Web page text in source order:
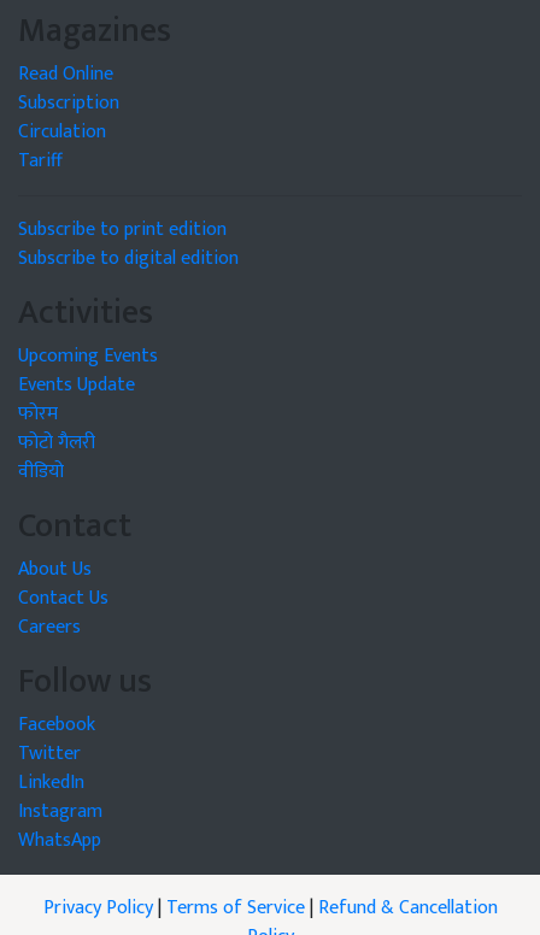
Magazines
Read Online
Subscription
Circulation
Tariff
Subscribe to print edition
Subscribe to digital edition
Activities
Upcoming Events
Events Update
फोरम
फोटो गैलरी
वीडियो
Contact
About Us
Contact Us
Careers
Follow us
Facebook
Twitter
LinkedIn
Instagram
WhatsApp
Privacy Policy|Terms of Service|Refund & Cancellation